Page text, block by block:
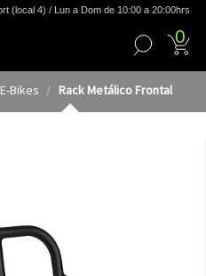
(local 4) / Lun a Dom de 10:00 a 20:00hrs
0
E-Bikes Rack Metálico Frontal